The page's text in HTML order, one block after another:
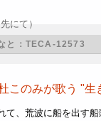
と：TECA-12573
このみが歌う "生
て、荒波に船を出す